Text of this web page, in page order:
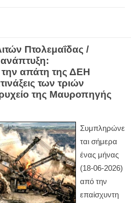
Πτολεμαΐδας /
απάτη της ΔΕΗ
των τριών
της Μαυροπηγής
Συμπληρώνε
ται σήμερα
ένας μήνας
(18-06-2026)
από την
επαίσχυντη